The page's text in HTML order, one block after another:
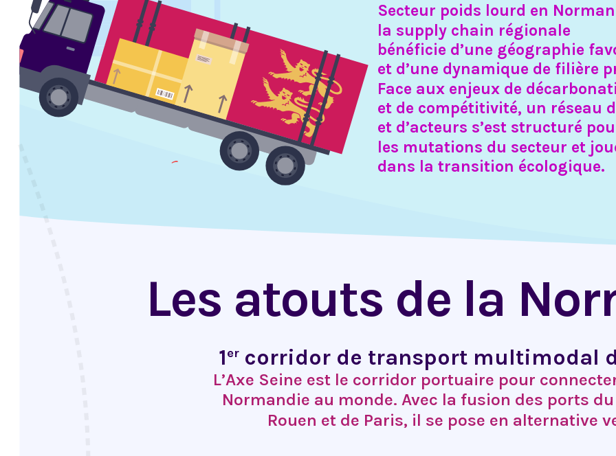
Les atouts de la
1er corridor de transport multimodal
L’Axe Seine est le corridor portuaire pour
Normandie au monde. Avec la fusion des ports
Rouen et de Paris, il se pose en alternative
Secteur poids lourd en
la supply chain régionale
bénéficie d’une géographie
et d’une dynamique de filière
Face aux enjeux de
et de compétitivité, un réseau
et d’acteurs s’est structuré
les mutations du secteur et
dans la transition écologique.